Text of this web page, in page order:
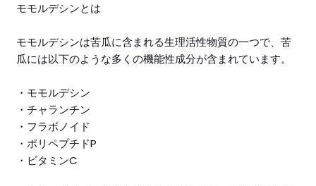
モモルデシンとは
モモルデシンは苦瓜に含まれる生理活性物質の一つで、苦
瓜には以下のような多くの機能性成分が含まれています。
・モモルデシン
・チャランチン
・フラボノイド
・ポリペプチドP
・ビタミンC